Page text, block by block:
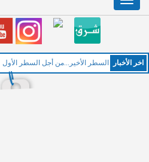
navigation
اخر اﻷخبار الخ